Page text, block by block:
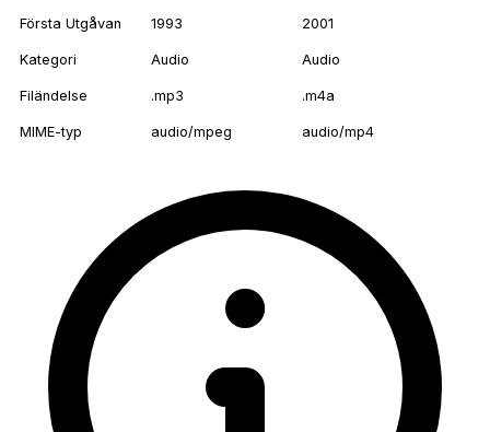
Första Utgåvan 1993 2001
Kategori Audio Audio
Filändelse .mp3 .m4a
MIME-typ audio/mpeg audio/mp4